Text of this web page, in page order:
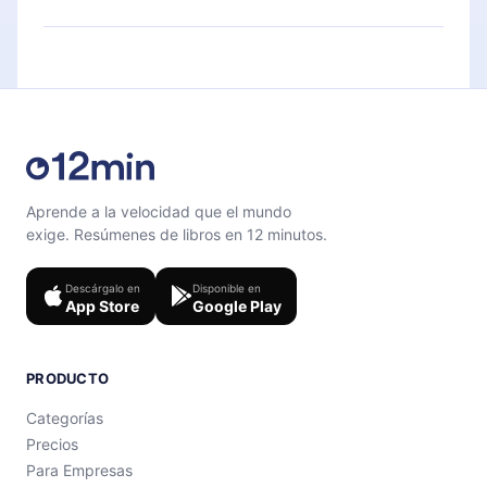
Siéntete libre de contactarnos en
Aprende a la velocidad que el mundo
exige. Resúmenes de libros en 12 minutos.
Descárgalo en
App Store
Disponible en
Google Play
PRODUCTO
Categorías
Precios
Para Empresas